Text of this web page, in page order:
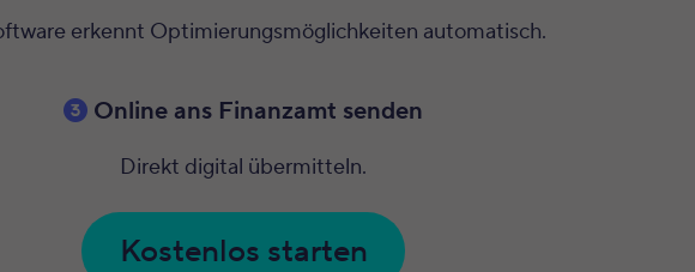
erkennt Optimierungsmöglichkeiten automatisch.
Online ans Finanzamt senden
Direkt digital übermitteln.
Kostenlos starten